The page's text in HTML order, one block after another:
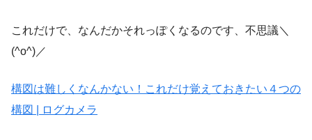
これだけで、なんだかそれっぽくなるのです、不思議＼
(^o^)／
構図は難しくなんかない！これだけ覚えておきたい４つの
構図 | ログカメラ